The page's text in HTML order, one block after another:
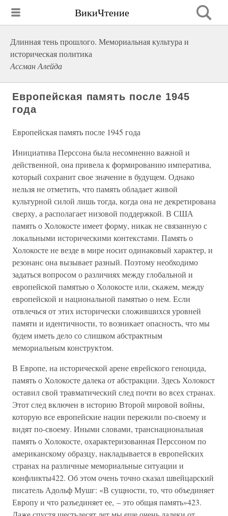
ВикиЧтение
Длинная тень прошлого. Мемориальная культура и
историческая политика
Ассман Алейда
Европейская память после 1945
года
Европейская память после 1945 года
Инициатива Перссона была несомненно важной и
действенной, она привела к формированию императива,
который сохранит свое значение в будущем. Однако
нельзя не отметить, что память обладает живой
культурной силой лишь тогда, когда она не декретирована
сверху, а располагает низовой поддержкой. В США
память о Холокосте имеет форму, никак не связанную с
локальными историческими контекстами. Память о
Холокосте не везде в мире носит одинаковый характер, и
резонанс она вызывает разный. Поэтому необходимо
задаться вопросом о различиях между глобальной и
европейской памятью о Холокосте или, скажем, между
европейской и национальной памятью о нем. Если
отвлечься от этих исторически сложившихся уровней
памяти и идентичности, то возникает опасность, что мы
будем иметь дело со слишком абстрактным
мемориальным конструктом.
В Европе, на исторической арене еврейского геноцида,
память о Холокосте далека от абстракции. Здесь Холокост
оставил свой травматический след почти во всех странах.
Этот след включен в историю Второй мировой войны,
которую все европейские нации пережили по-своему и
видят по-своему. Иными словами, транснациональная
память о Холокосте, охарактеризованная Перссоном по
американскому образцу, накладывается в европейских
странах на различные мемориальные ситуации и
конфликты422. Об этом очень точно сказал швейцарский
писатель Адольф Мушг: «В сущности, то, что объединяет
Европу и что разъединяет ее, – это общая память»423.